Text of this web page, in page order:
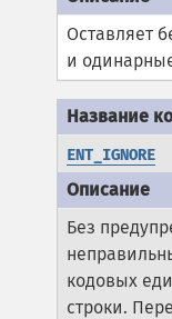
Оставляет
и
ENT_IGNORE
Без
кодовых
строки.